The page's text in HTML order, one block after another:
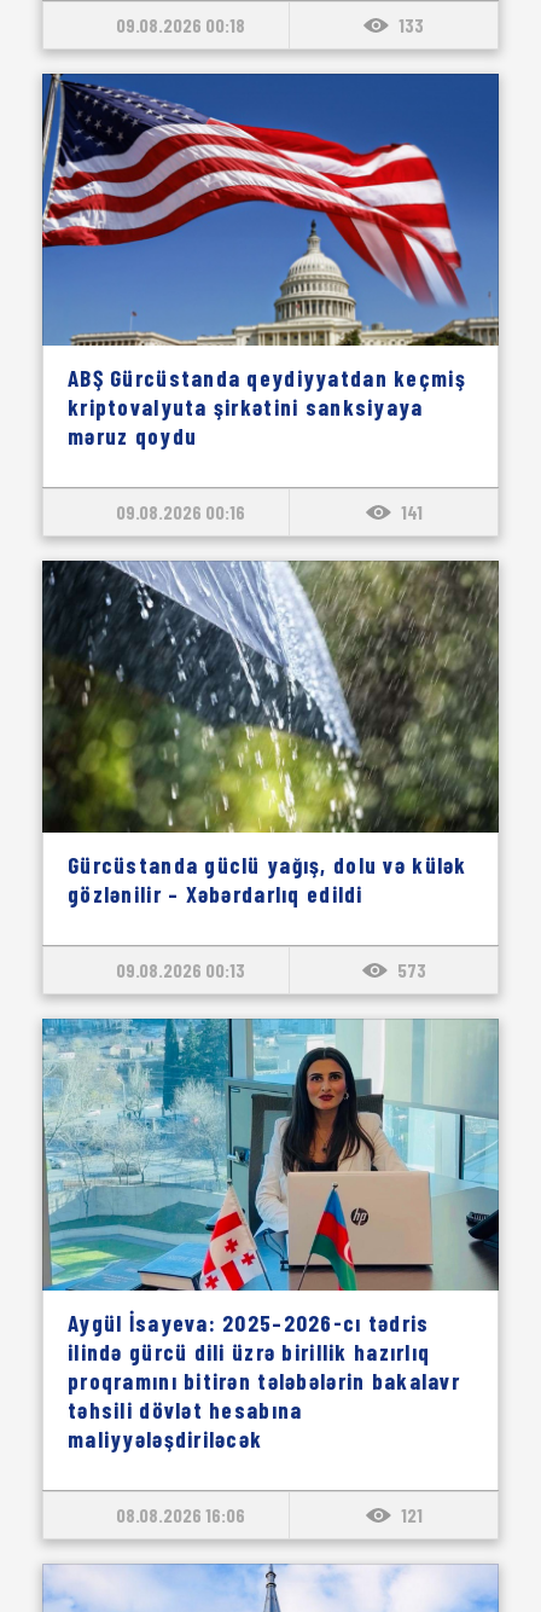
09.08.2026 00:18 133
ABŞ Gürcüstanda qeydiyyatdan keçmiş
kriptovalyuta şirkətini sanksiyaya
məruz qoydu
09.08.2026 00:16 141
Gürcüstanda güclü yağış, dolu və külək
gözlənilir – Xəbərdarlıq edildi
09.08.2026 00:13 573
Aygül İsayeva: 2025–2026-cı tədris
ilində gürcü dili üzrə birillik hazırlıq
proqramını bitirən tələbələrin bakalavr
təhsili dövlət hesabına
maliyyələşdiriləcək
08.08.2026 16:06 121